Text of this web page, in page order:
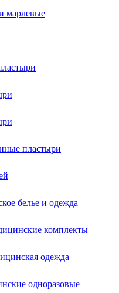
марлевые
пластыри
белье и одежда
комплекты
одежда
одноразовые